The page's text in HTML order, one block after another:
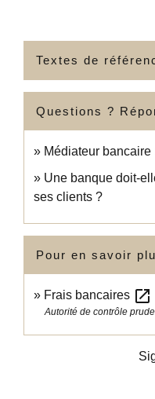
Textes de
Questions ?
Médiateur
Une banque doit-
ses clients ?
Pour en savoir
Frais bancaires open_in_new
Autorité de contrôle